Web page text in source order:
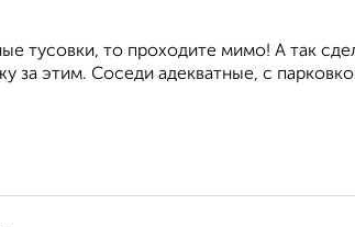
тусовки, то проходите мимо! А так
за этим. Соседи адекватные, с